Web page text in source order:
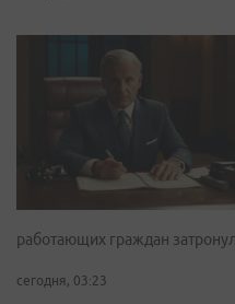
работающих граждан
сегодня, 03:23